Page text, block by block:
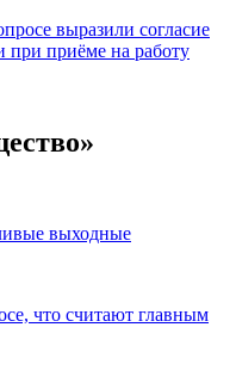
выразили согласие
при приёме на работу
выходные
что считают главным